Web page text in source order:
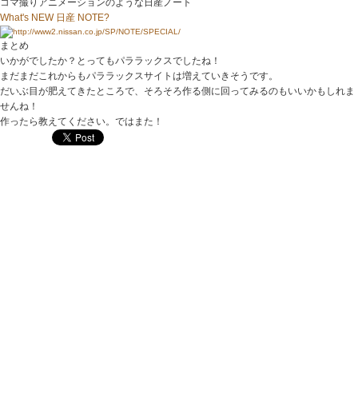
コマ撮りアニメーションのような日産ノート
What's NEW 日産 NOTE?
まとめ
いかがでしたか？とってもパララックスでしたね！
まだまだこれからもパララックスサイトは増えていきそうです。
だいぶ目が肥えてきたところで、そろそろ作る側に回ってみるのもいいかもしれま
せんね！
作ったら教えてください。ではまた！